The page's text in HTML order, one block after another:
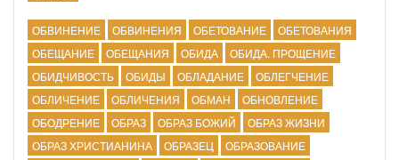
ОБВИНЕНИЕ ОБВИНЕНИЯ ОБЕТОВАНИЕ
ОБЕТОВАНИЯ
ОБЕЩАНИЕ
ОБЕЩАНИЯ ОБИДА
ОБИДА. ПРОЩЕНИЕ
ОБИДЧИВОСТЬ
ОБИДЫ ОБЛАДАНИЕ
ОБЛЕГЧЕНИЕ
ОБЛИЧЕНИЕ
ОБЛИЧЕНИЯ ОБМАН
ОБНОВЛЕНИЕ
ОБОДРЕНИЕ
ОБРАЗ ОБРАЗ БОЖИЙ
ОБРАЗ ЖИЗНИ
ОБРАЗ ХРИСТИАНИНА
ОБРАЗЕЦ
ОБРАЗОВАНИЕ